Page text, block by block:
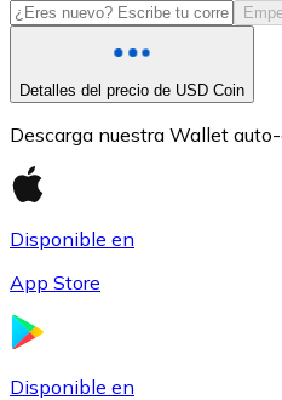
Litecoin
LTC
Detalles del precio de USD Coin
Descarga nuestra Wallet
Disponible en
App Store
Disponible en